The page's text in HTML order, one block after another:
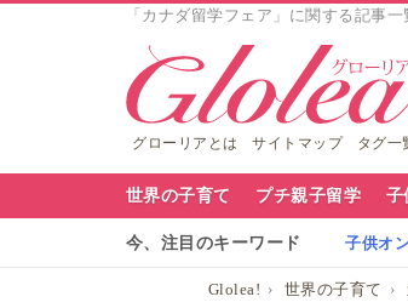
「カナダ留学フェア」に関する記事
グローリアとは サイトマップ タグ一
世界の子育て プチ親子留学 子
今、注目のキーワード 子供オ
Glolea! 世界の子育て